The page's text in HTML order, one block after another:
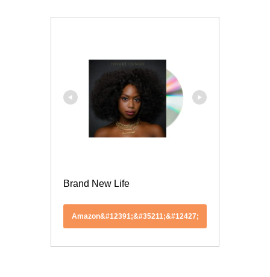
Brand New Life
Amazon&#12391;&#35211;&#12427;